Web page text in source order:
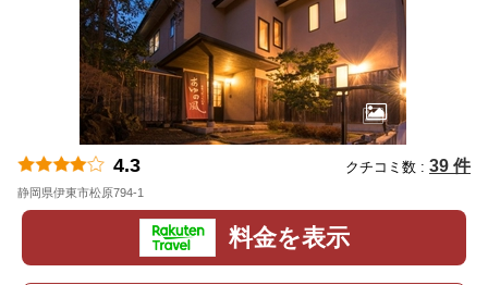
4.3 クチコミ数 : 39 件
静岡県伊東市松原794-1
料金を表示